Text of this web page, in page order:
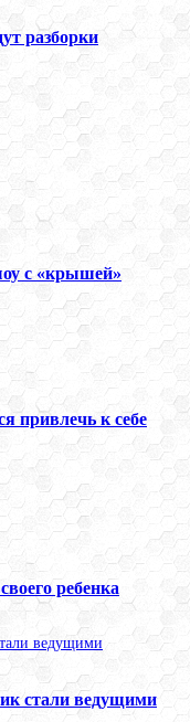
разборки
с «крышей»
привлечь к себе
ребенка
стали ведущими